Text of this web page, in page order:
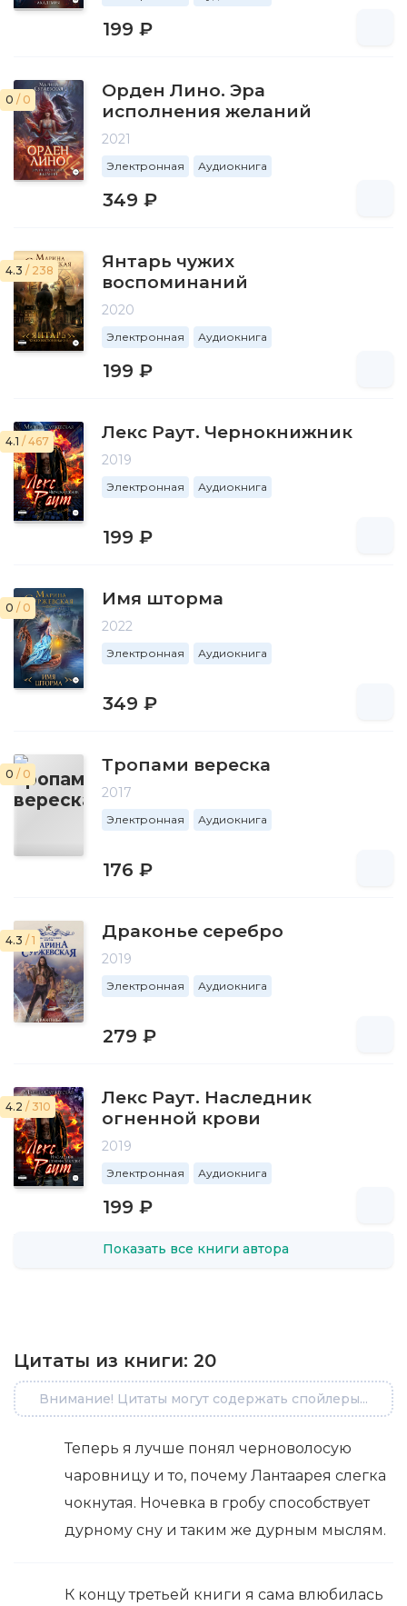
199 ₽
0 / 0
Орден Лино. Эра
исполнения желаний
2021
Электронная Аудиокнига
349 ₽
4.3 / 238
Янтарь чужих
воспоминаний
2020
Электронная Аудиокнига
199 ₽
4.1 / 467 Лекс Раут. Чернокнижник
2019
Электронная Аудиокнига
199 ₽
0 / 0 Имя шторма
2022
Электронная Аудиокнига
349 ₽
0 / 0 Тропами вереска
2017
Электронная Аудиокнига
176 ₽
4.3 / 1 Драконье серебро
2019
Электронная Аудиокнига
279 ₽
4.2 / 310
Лекс Раут. Наследник
огненной крови
2019
Электронная Аудиокнига
199 ₽
Показать все книги автора
Цитаты из книги: 20
Внимание! Цитаты могут содержать спойлеры...
Теперь я лучше понял черноволосую
чаровницу и то, почему Лантаарея слегка
чокнутая. Ночевка в гробу способствует
дурному сну и таким же дурным мыслям.
К концу третьей книги я сама влюбилась